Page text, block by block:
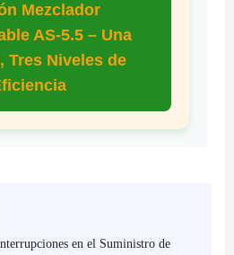
Mezclador
AS-5.5 – Una
Tres Niveles de
en el Suministro de